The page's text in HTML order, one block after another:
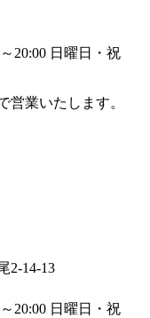
20:00 日曜日・祝
営業いたします。
2-14-13
20:00 日曜日・祝